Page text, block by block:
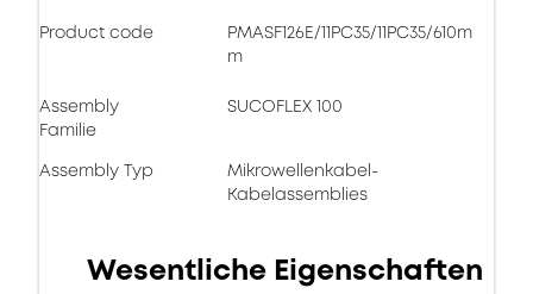
Product code
PMASF126E/11PC35/11PC35/610m
m
Assembly
Familie
SUCOFLEX 100
Assembly Typ
Mikrowellenkabel-
Kabelassemblies
Wesentliche Eigenschaften